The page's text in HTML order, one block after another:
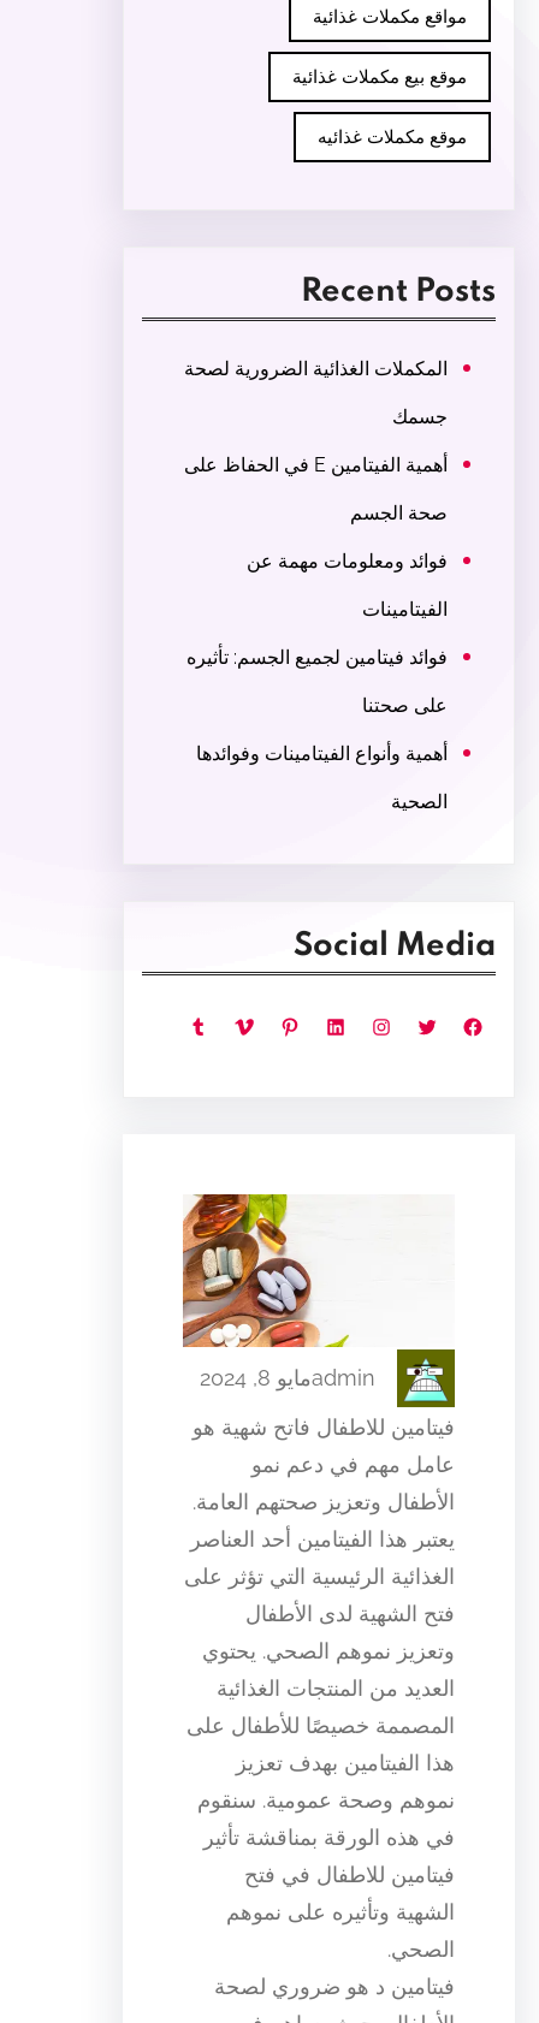
مواقع مكملات غذائية
موقع بيع مكملات غذائية
موقع مكملات غذائيه
Recent Posts
المكملات الغذائية الضرورية لصحة
جسمك
أهمية الفيتامين E في الحفاظ على
صحة الجسم
فوائد ومعلومات مهمة عن
الفيتامينات
فوائد فيتامين لجميع الجسم: تأثيره
على صحتنا
أهمية وأنواع الفيتامينات وفوائدها
الصحية
Social Media
فيسبوك تويتر إنستجرام لينكد إن بينتريست فيميو تمبلر
adminمايو 8, 2024
فيتامين للاطفال فاتح شهية هو
عامل مهم في دعم نمو
الأطفال وتعزيز صحتهم العامة.
يعتبر هذا الفيتامين أحد العناصر
الغذائية الرئيسية التي تؤثر على
فتح الشهية لدى الأطفال
وتعزيز نموهم الصحي. يحتوي
العديد من المنتجات الغذائية
المصممة خصيصًا للأطفال على
هذا الفيتامين بهدف تعزيز
نموهم وصحة عمومية. سنقوم
في هذه الورقة بمناقشة تأثير
فيتامين للاطفال في فتح
الشهية وتأثيره على نموهم
الصحي.
فيتامين د هو ضروري لصحة